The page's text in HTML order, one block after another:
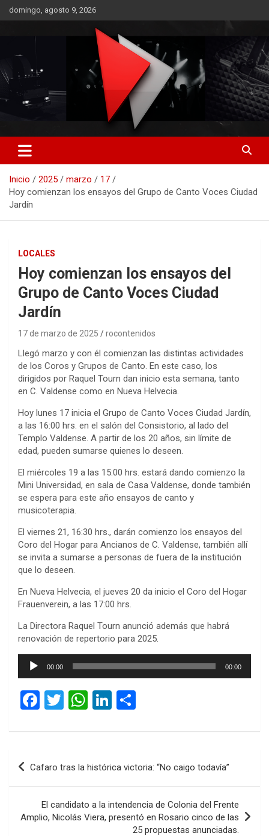
Saltar
al
domingo, agosto 9, 2026
RO CONTENIDOS
Inicio 2025 marzo
17
Hoy comienzan los ensayos del Grupo de Canto Voces Ciudad
Jardín
LOCALES
Hoy comienzan los ensayos del
Grupo de Canto Voces Ciudad
Jardín
17 de marzo de 2025 rocontenidos
Llegó marzo y con él comienzan las distintas actividades
de los Coros y Grupos de Canto. En este caso, los
dirigidos por Raquel Tourn dan inicio esta semana, tanto
en C. Valdense como en Nueva Helvecia.
Hoy lunes 17 inicia el Grupo de Canto Voces Ciudad Jardín,
a las 16:00 hrs. en el salón del Consistorio, al lado del
Templo Valdense. A partir de los 20 años, sin límite de
edad, pueden sumarse quienes lo deseen.
El miércoles 19 a las 15:00 hrs. estará dando comienzo la
Mini Universidad, en sala de Casa Valdense, donde también
se espera para este año ensayos de canto y
musicoterapia.
El viernes 21, 16:30 hrs., darán comienzo los ensayos del
Coro del Hogar para Ancianos de C. Valdense, también allí
se invita a sumarse a personas de fuera de la institución
que lo deseen.
En Nueva Helvecia, el jueves 20 da inicio el Coro del Hogar
Frauenverein, a las 17:00 hrs.
La Directora Raquel Tourn anunció además que habrá
renovación de repertorio para 2025.
Reproductor
00:00 00:00
F
ce
o
o
k
T
tt
W
at
A
p
Li
ke
n
m
ar
tir
Navegación
de
Cafaro tras la histórica victoria: “No caigo todavía”
El candidato a la intendencia de Colonia del Frente
Amplio, Nicolás Viera, presentó en Rosario cinco de las
25 propuestas anunciadas.